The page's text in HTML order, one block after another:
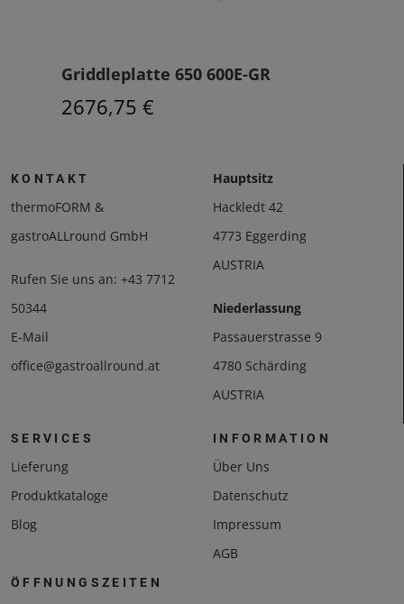
Griddleplatte 650 600E-GR
2676,75 €
KONTAKT
thermoFORM &
gastroALLround GmbH
Rufen Sie uns an: +43 7712
50344
E-Mail
office@gastroallround.at
Hauptsitz
Hackledt 42
4773 Eggerding
AUSTRIA
Niederlassung
Passauerstrasse 9
4780 Schärding
AUSTRIA
SERVICES
Lieferung
Produktkataloge
Blog
INFORMATION
Über Uns
Datenschutz
Impressum
AGB
ÖFFNUNGSZEITEN